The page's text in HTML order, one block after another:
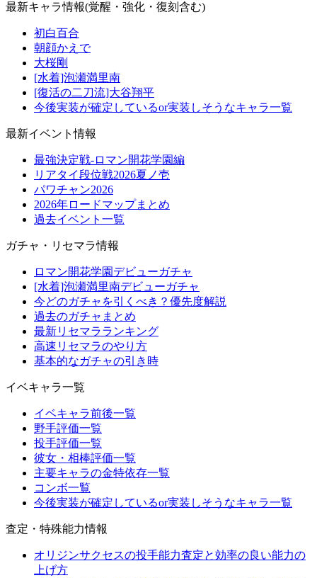
最新キャラ情報(覚醒・強化・復刻含む)
初白百合
朝顔かえで
大桜剛
[水着]泡瀬満里南
[復活の二刀流]大谷翔平
今後実装が確定しているor実装しそうなキャラ一覧
最新イベント情報
最強決定戦-ロマン開花学園編
リアタイ段位戦2026夏ノ壱
パワチャン2026
2026年ロードマップまとめ
過去イベント一覧
ガチャ・リセマラ情報
ロマン開花学園デビューガチャ
[水着]泡瀬満里南デビューガチャ
今どのガチャを引くべき？優先度解説
過去のガチャまとめ
最新リセマラランキング
高速リセマラのやり方
基本的なガチャの引き時
イベキャラ一覧
イベキャラ前後一覧
野手評価一覧
投手評価一覧
彼女・相棒評価一覧
主要キャラの金特依存一覧
コンボ一覧
今後実装が確定しているor実装しそうなキャラ一覧
査定・特殊能力情報
オリジンサクセスの投手能力査定と効率の良い能力の
上げ方